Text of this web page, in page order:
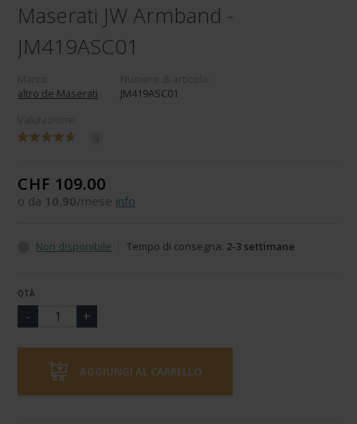
Maserati JW Armband -
JM419ASC01
altro de Maserati
JM419ASC01
CHF 109.00
o da 10.90/mese info
Non disponibile Tempo di consegna: 2-3 settimane
QTÀ
AGGIUNGI AL CARRELLO